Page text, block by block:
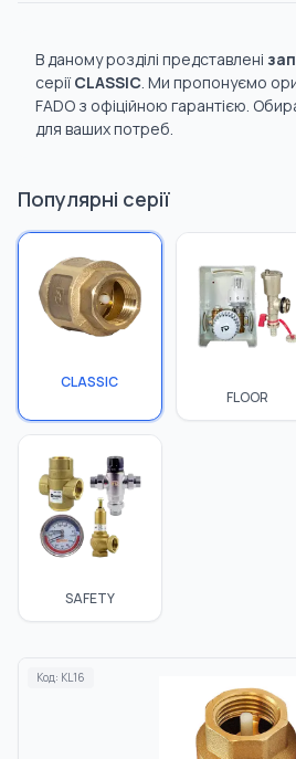
Система "Розумний дім"
Ущільнювальні матеріали
Труби
В даному розділі представлені
серії CLASSIC. Ми пропонуємо
FADO з офіційною гарантією.
для ваших потреб.
Популярні серії
CLASSIC
FLOOR
SAFETY
Код: KL16